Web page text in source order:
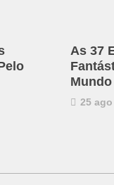
As 37
Mundo
25 ago